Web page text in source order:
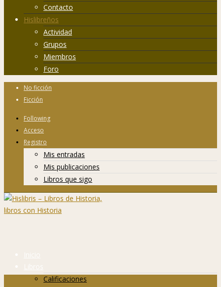
Contacto
Hislibreños
Actividad
Grupos
Miembros
Foro
No ficción
Ficción
Following
Acceso
Registro
Mis entradas
Mis publicaciones
Libros que sigo
Inicio
Libros
Calificaciones